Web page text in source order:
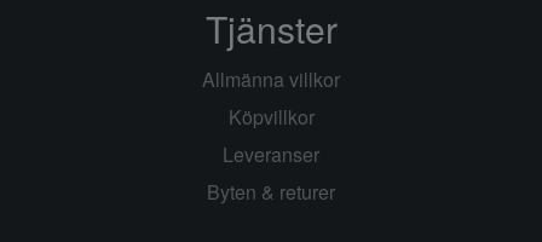
Tjänster
Allmänna villkor
Köpvillkor
Leveranser
Byten & returer